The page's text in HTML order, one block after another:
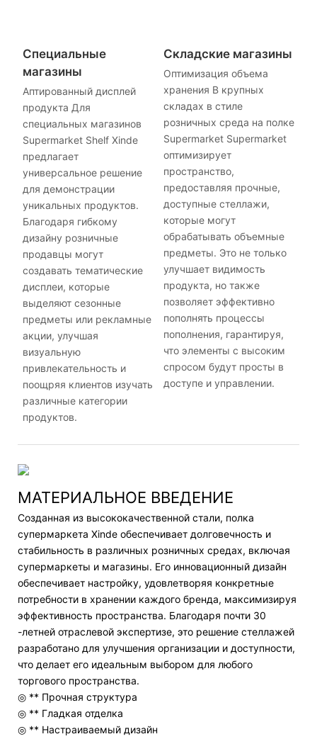
Специальные
магазины
Аптированный дисплей
продукта Для
специальных магазинов
Supermarket Shelf Xinde
предлагает
универсальное решение
для демонстрации
уникальных продуктов.
Благодаря гибкому
дизайну розничные
продавцы могут
создавать тематические
дисплеи, которые
выделяют сезонные
предметы или рекламные
акции, улучшая
визуальную
привлекательность и
поощряя клиентов изучать
различные категории
продуктов.
Складские магазины
Оптимизация объема
хранения В крупных
складах в стиле
розничных среда на полке
Supermarket Supermarket
оптимизирует
пространство,
предоставляя прочные,
доступные стеллажи,
которые могут
обрабатывать объемные
предметы. Это не только
улучшает видимость
продукта, но также
позволяет эффективно
пополнять процессы
пополнения, гарантируя,
что элементы с высоким
спросом будут просты в
доступе и управлении.
МАТЕРИАЛЬНОЕ ВВЕДЕНИЕ
Созданная из высококачественной стали, полка
супермаркета Xinde обеспечивает долговечность и
стабильность в различных розничных средах, включая
супермаркеты и магазины. Его инновационный дизайн
обеспечивает настройку, удовлетворяя конкретные
потребности в хранении каждого бренда, максимизируя
эффективность пространства. Благодаря почти 30
-летней отраслевой экспертизе, это решение стеллажей
разработано для улучшения организации и доступности,
что делает его идеальным выбором для любого
торгового пространства.
◎ ** Прочная структура
◎ ** Гладкая отделка
◎ ** Настраиваемый дизайн